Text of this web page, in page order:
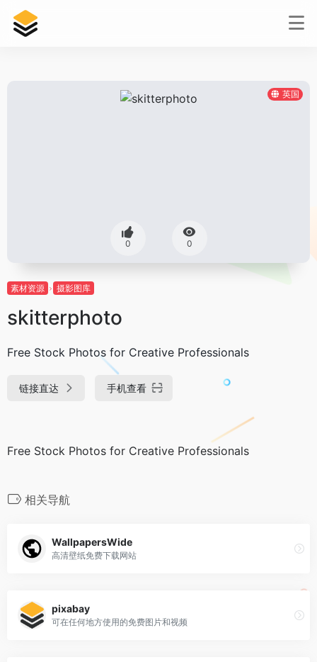
英国
0 0
素材资源 摄影图库
skitterphoto
Free Stock Photos for Creative Professionals
链接直达 手机查看
Free Stock Photos for Creative Professionals
相关导航
WallpapersWide
高清壁纸免费下载网站
pixabay
可在任何地方使用的免费图片和视频